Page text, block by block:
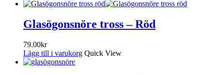
Glasögonsnöre tross – Röd
79.00kr
Lägg till i varukorg Quick View